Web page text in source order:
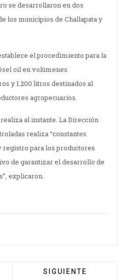
se desarrollaron en dos
los municipios de Challapata y
el procedimiento para la
oil en volúmenes
y 1.200 litros destinados al
agropecuarios.
al instante. La Dirección
realiza “constantes
registro para los productores
de garantizar el desarrollo de
explicaron.
SIGUIENTE